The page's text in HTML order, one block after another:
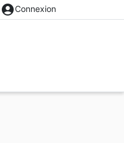
account_circleConnexion